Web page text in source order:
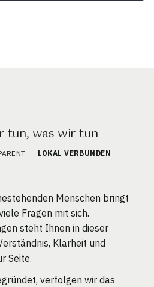
tun, was wir tun
LOKAL VERBUNDEN
Menschen bringt
Fragen mit sich.
steht Ihnen in dieser
Klarheit und
Seite.
verfolgen wir das